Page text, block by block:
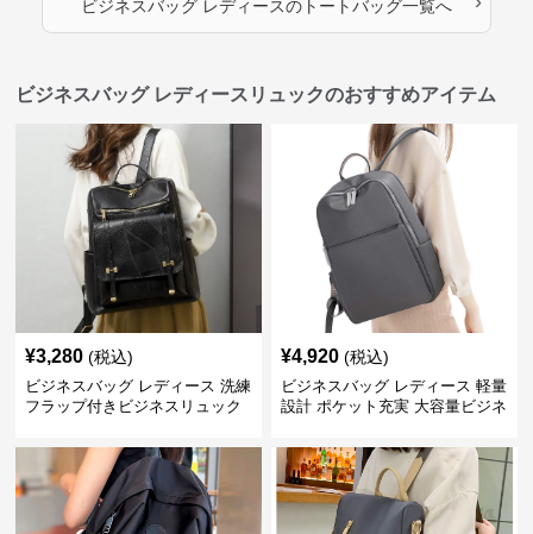
ビジネスバッグ レディースのトートバッグ一覧へ
ビジネスバッグ レディースリュックのおすすめアイテム
¥3,280 (税込)
ビジネスバッグ レディース 洗練
フラップ付きビジネスリュック
¥4,920 (税込)
ビジネスバッグ レディース 軽量
設計 ポケット充実 大容量ビジネ